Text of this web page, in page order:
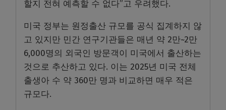
할지 전혀 예측할 수 없다”고 우려했다.
미국 정부는 원정출산 규모를 공식 집계하지 않
고 있지만 민간 연구기관들은 매년 약 2만~2만
6,000명의 외국인 방문객이 미국에서 출산하는
것으로 추산하고 있다. 이는 2025년 미국 전체
출생아 수 약 360만 명과 비교하면 매우 적은
규모다.